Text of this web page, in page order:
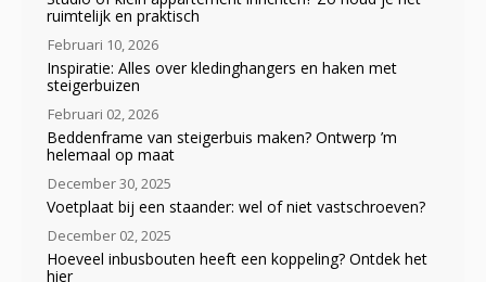
ruimtelijk en praktisch
Februari 10, 2026
Inspiratie: Alles over kledinghangers en haken met
steigerbuizen
Februari 02, 2026
Beddenframe van steigerbuis maken? Ontwerp ’m
helemaal op maat
December 30, 2025
Voetplaat bij een staander: wel of niet vastschroeven?
December 02, 2025
Hoeveel inbusbouten heeft een koppeling? Ontdek het
hier